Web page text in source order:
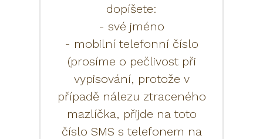
dopíšete:
- své jméno
- mobilní telefonní číslo
(prosíme o pečlivost při
vypisování, protože v
případě nálezu ztraceného
mazlíčka, přijde na toto
číslo SMS s telefonem na